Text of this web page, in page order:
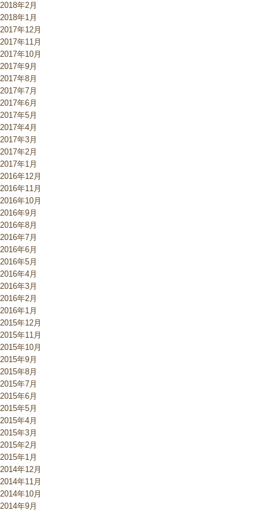
2018年2月
2018年1月
2017年12月
2017年11月
2017年10月
2017年9月
2017年8月
2017年7月
2017年6月
2017年5月
2017年4月
2017年3月
2017年2月
2017年1月
2016年12月
2016年11月
2016年10月
2016年9月
2016年8月
2016年7月
2016年6月
2016年5月
2016年4月
2016年3月
2016年2月
2016年1月
2015年12月
2015年11月
2015年10月
2015年9月
2015年8月
2015年7月
2015年6月
2015年5月
2015年4月
2015年3月
2015年2月
2015年1月
2014年12月
2014年11月
2014年10月
2014年9月